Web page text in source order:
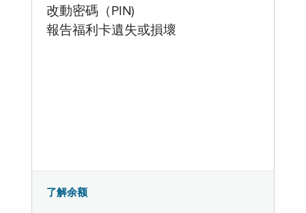
改動密碼（PIN)
報告福利卡遺失或損壞
了解余额